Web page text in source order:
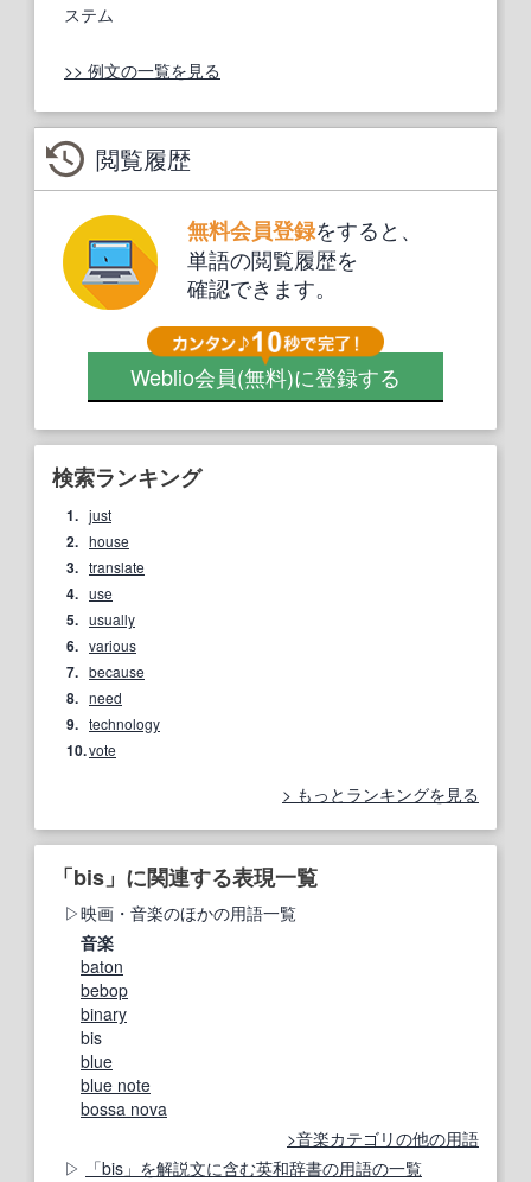
ステム
>> 例文の一覧を見る
閲覧履歴
無料会員登録をすると、
単語の閲覧履歴を
確認できます。
Weblio会員(無料)に登録する
検索ランキング
1. just
2. house
3. translate
4. use
5. usually
6. various
7. because
8. need
9. technology
10.vote
もっとランキングを見る
「bis」に関連する表現一覧
映画・音楽のほかの用語一覧
音楽
baton
bebop
binary
bis
blue
blue note
bossa nova
音楽カテゴリの他の用語
「bis」を解説文に含む英和辞書の用語の一覧